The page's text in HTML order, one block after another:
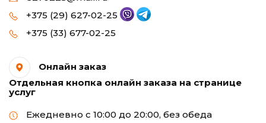
+375 (29) 627-02-25
+375 (33) 677-02-25
Онлайн заказ
Отдельная кнопка онлайн заказа на странице
услуг
Ежедневно с 10:00 до 20:00, без обеда